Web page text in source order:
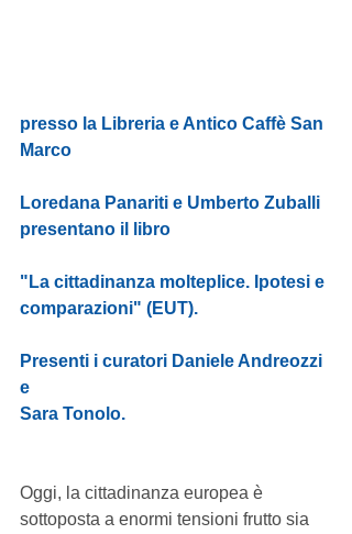
presso la Libreria e Antico Caffè San
Marco
Loredana Panariti e Umberto Zuballi
presentano il libro
"La cittadinanza molteplice. Ipotesi e
comparazioni" (EUT).
Presenti i curatori Daniele Andreozzi
e
Sara Tonolo.
Oggi, la cittadinanza europea è
sottoposta a enormi tensioni frutto sia